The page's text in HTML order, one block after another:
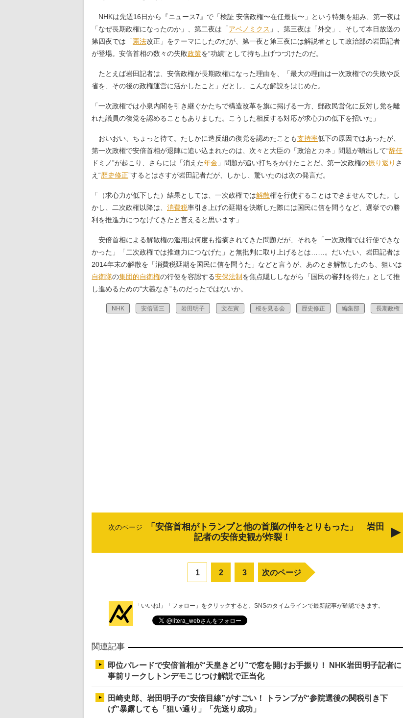
NHKは先週16日から『ニュース7』で「検証 安倍政権〜在任最長〜」という特集を組み、第一夜は
「なぜ長期政権になったのか」、第二夜は「アベノミクス 」、第三夜は「外交」、そして本日放送の
第四夜では「憲法改正」をテーマにしたのだが、第一夜と第三夜には解説者として政治部の岩田記者
が登場。安倍首相の数々の失敗政策を“功績”として持ち上げつづけたのだ。
たとえば岩田記者は、安倍政権が長期政権になった理由を、「最大の理由は一次政権での失敗や反
省を、その後の政権運営に活かしたこと」だとし、こんな解説をはじめた。
「一次政権では小泉内閣を引き継ぐかたちで構造改革を旗に掲げる一方、郵政民営化に反対し党を離
れた議員の復党を認めることもありました。こうした相反する対応が求心力の低下を招いた」
おいおい、ちょっと待て。たしかに造反組の復党を認めたことも支持率低下の原因ではあったが、
第一次政権で安倍首相が退陣に追い込まれたのは、次々と大臣の「政治とカネ」問題が噴出して“辞任
ドミノ”が起こり、さらには「消えた年金 」問題が追い打ちをかけたことだ。第一次政権の振り返り さ
え“歴史修正”するとはさすが岩田記者だが、しかし、驚いたのは次の発言だ。
「（求心力が低下した）結果としては、一次政権では解散権を行使することはできませんでした。し
かし、二次政権以降は、 消費税率引き上げの延期を決断した際には国民に信を問うなど、選挙での勝
利を推進力につなげてきたと言えると思います」
安倍首相による解散権の濫用は何度も指摘されてきた問題だが、それを「一次政権では行使できな
かった」「二次政権では推進力につなげた」と無批判に取り上げるとは……。だいたい、岩田記者は
2014年末の解散を「消費税延期を国民に信を問うた」などと言うが、あのとき解散したのも、狙いは
自衛隊の集団的自衛権の行使を容認する安保法制 を焦点隠ししながら「国民の審判を得た」として推
し進めるための“大義なき”ものだったではないか。
NHK 安倍晋三 岩田明子 文在寅 桜を見る会 歴史修正 編集部 長期政権
次のページ
「安倍首相がトランプと他の首脳の仲をとりもった」 岩田
記者の安倍史観が炸裂！
1 2 3 次のページ
「いいね!」「フォロー」をクリックすると、SNSのタイムラインで最新記事が確認できます。
関連記事
即位パレードで安倍首相が“天皇きどり”で窓を開けお手振り！ NHK岩田明子記者に
事前リークしトンデモこじつけ解説で正当化
田崎史郎、岩田明子の“安倍目線”がすごい！ トランプが“参院選後の関税引き下
げ”暴露しても「狙い通り」「先送り成功」